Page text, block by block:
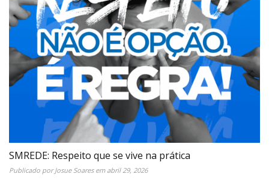
SMREDE: Respeito que se vive na prática
Publicado porJosue Soaresem abril 29, 2026